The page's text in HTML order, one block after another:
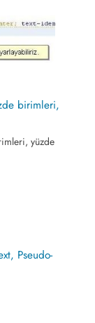
birimleri,
yüzde
Pseudo-